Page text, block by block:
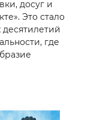
досуг и
Это стало
где